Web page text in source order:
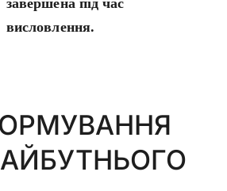
завершена під час
висловлення.